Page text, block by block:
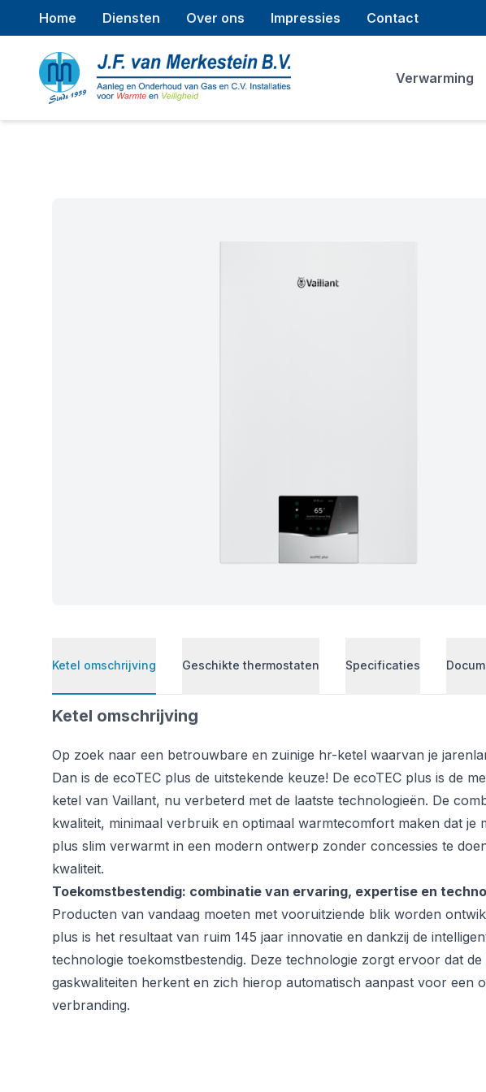
Home Diensten Over ons Impressies Contact
Verwarming
Ketel omschrijving Geschikte thermostaten Specificaties
Ketel omschrijving
Op zoek naar een betrouwbare en zuinige hr-ketel waarvan je
Dan is de ecoTEC plus de uitstekende keuze! De ecoTEC plus is de
ketel van Vaillant, nu verbeterd met de laatste technologieën. De
kwaliteit, minimaal verbruik en optimaal warmtecomfort maken dat je
plus slim verwarmt in een modern ontwerp zonder concessies te
kwaliteit.
Toekomstbestendig: combinatie van ervaring, expertise en
Producten van vandaag moeten met vooruitziende blik worden
plus is het resultaat van ruim 145 jaar innovatie en dankzij de
technologie toekomstbestendig. Deze technologie zorgt ervoor dat de
gaskwaliteiten herkent en zich hierop automatisch aanpast voor een
verbranding.